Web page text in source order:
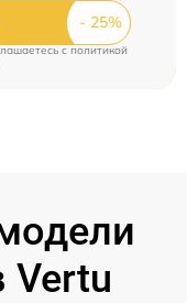
cполитикой
Vertu